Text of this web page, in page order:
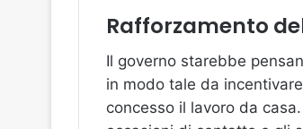
Rafforzamento
Il governo starebbe
in modo tale da
concesso il lavoro da